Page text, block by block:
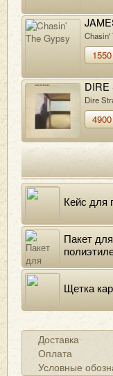
Chasin'
1550
DIRE
Dire
4900
Кейс для
Пакет
Щетка
Доставка
Оплата
Условные